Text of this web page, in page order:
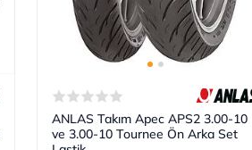
ANLAS Takım Apec APS2 3.00-10
ve 3.00-10 Tournee Ön Arka Set